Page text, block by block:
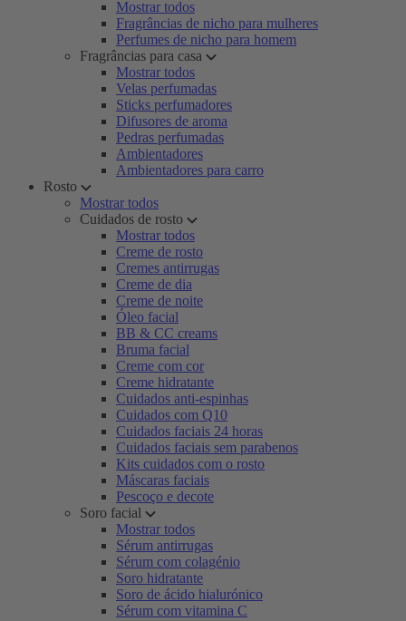
Mostrar todos
Fragrâncias de nicho para mulheres
Perfumes de nicho para homem
Fragrâncias para casa
Mostrar todos
Velas perfumadas
Sticks perfumadores
Difusores de aroma
Pedras perfumadas
Ambientadores
Ambientadores para carro
Rosto
Mostrar todos
Cuidados de rosto
Mostrar todos
Creme de rosto
Cremes antirrugas
Creme de dia
Creme de noite
Óleo facial
BB & CC creams
Bruma facial
Creme com cor
Creme hidratante
Cuidados anti-espinhas
Cuidados com Q10
Cuidados faciais 24 horas
Cuidados faciais sem parabenos
Kits cuidados com o rosto
Máscaras faciais
Pescoço e decote
Soro facial
Mostrar todos
Sérum antirrugas
Sérum com colagénio
Soro hidratante
Soro de ácido hialurónico
Sérum com vitamina C